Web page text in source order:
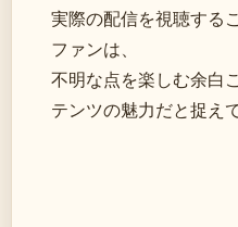
実際の配信を視聴する
ファンは、
不明な点を楽しむ余白
テンツの魅力だと捉え